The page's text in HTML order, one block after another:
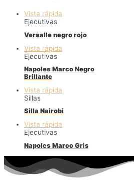
Vista rápida
Ejecutivas
Versalle negro rojo
Vista rápida
Ejecutivas
Napoles Marco Negro
Brillante
Vista rápida
Sillas
Silla Nairobi
Vista rápida
Ejecutivas
Napoles Marco Gris